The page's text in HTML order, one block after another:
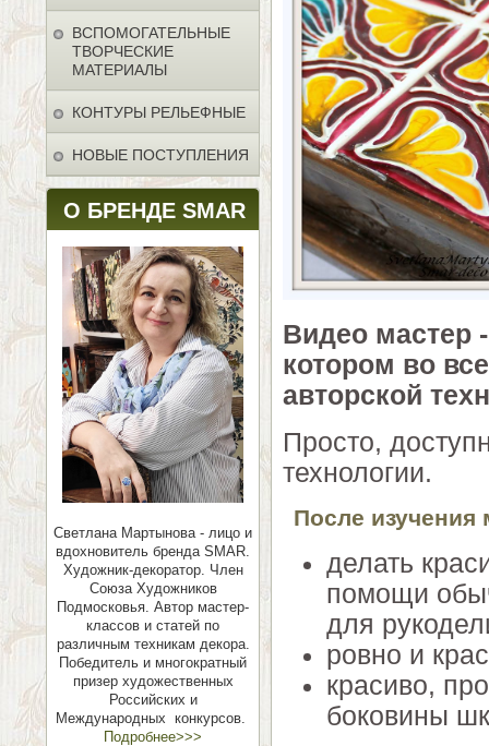
ВСПОМОГАТЕЛЬНЫЕ
ТВОРЧЕСКИЕ
МАТЕРИАЛЫ
КОНТУРЫ РЕЛЬЕФНЫЕ
НОВЫЕ ПОСТУПЛЕНИЯ
О БРЕНДЕ SMAR
Светлана Мартынова - лицо и
вдохновитель бренда SMAR.
Художник-декоратор. Член
Союза Художников
Подмосковья. Автор мастер-
классов и статей по
различным техникам декора.
Победитель и многократный
призер художественных
Российских и
Международных конкурсов.
Подробнее>>>
Видео мастер
котором во
авторской
Просто,
технологии.
После изучения
делать
помощи
для
ровно и
красиво,
боковины